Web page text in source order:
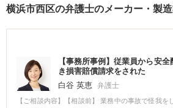
横浜市西区の弁護士のメーカー・製
【事務所事例】従業員から安
き損害賠償請求をされた
白谷 英恵 弁護士
【ご相談内容】【相談前】 業務中の事故で怪我を